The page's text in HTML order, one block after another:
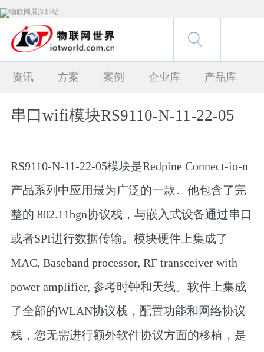
资讯 方案 案例 企业库 产品库
串口wifi模块RS9110-N-11-22-05
RS9110-N-11-22-05模块是Redpine Connect-io-n
产品系列中应用最为广泛的一款。他包含了完
整的 802.11bgn协议栈，与嵌入式设备通过串口
或者SPI进行数据传输。模块硬件上集成了
MAC, Baseband processor, RF transceiver with
power amplifier, 参考时钟和天线。软件上集成
了全部的WLAN协议栈，配置功能和网络协议
栈，您无需进行额外软件协议方面的移植，是